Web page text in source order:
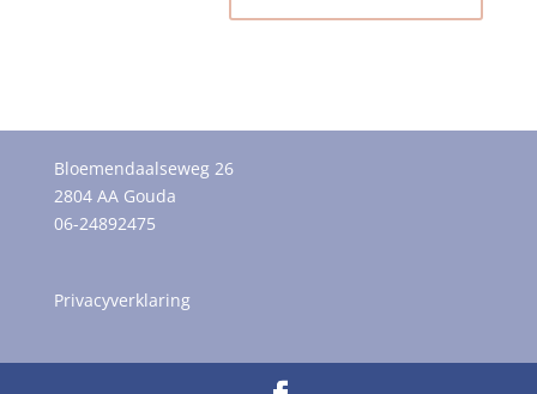
Bloemendaalseweg 26
2804 AA Gouda
06-24892475
Privacyverklaring